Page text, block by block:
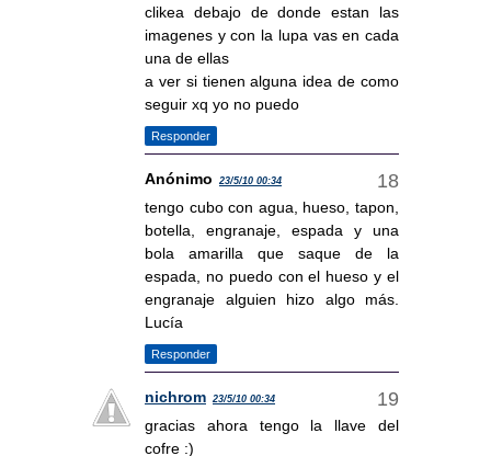
clikea debajo de donde estan las
imagenes y con la lupa vas en cada
una de ellas
a ver si tienen alguna idea de como
seguir xq yo no puedo
Responder
Anónimo 23/5/10 00:34
tengo cubo con agua, hueso, tapon,
botella, engranaje, espada y una
bola amarilla que saque de la
espada, no puedo con el hueso y el
engranaje alguien hizo algo más.
Lucía
Responder
nichrom 23/5/10 00:34
gracias ahora tengo la llave del
cofre :)